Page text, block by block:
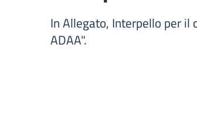
In Allegato, Interpello per il
ADAA".